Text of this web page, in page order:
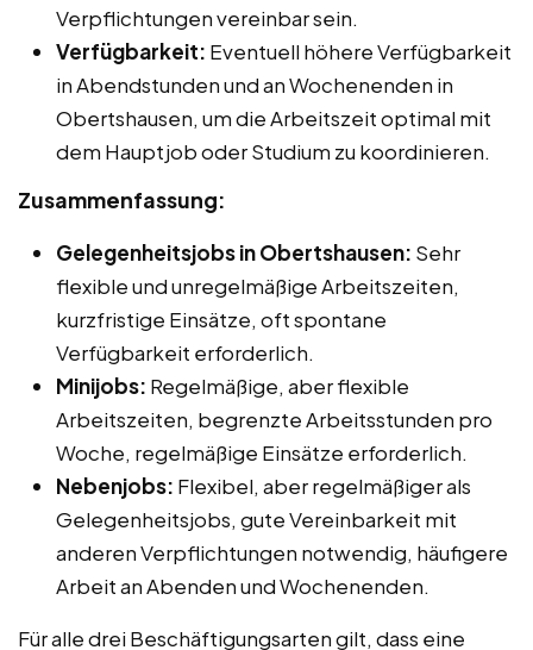
Verpflichtungen vereinbar sein.
Verfügbarkeit: Eventuell höhere Verfügbarkeit
in Abendstunden und an Wochenenden in
Obertshausen, um die Arbeitszeit optimal mit
dem Hauptjob oder Studium zu koordinieren.
Zusammenfassung:
Gelegenheitsjobs in Obertshausen: Sehr
flexible und unregelmäßige Arbeitszeiten,
kurzfristige Einsätze, oft spontane
Verfügbarkeit erforderlich.
Minijobs: Regelmäßige, aber flexible
Arbeitszeiten, begrenzte Arbeitsstunden pro
Woche, regelmäßige Einsätze erforderlich.
Nebenjobs: Flexibel, aber regelmäßiger als
Gelegenheitsjobs, gute Vereinbarkeit mit
anderen Verpflichtungen notwendig, häufigere
Arbeit an Abenden und Wochenenden.
Für alle drei Beschäftigungsarten gilt, dass eine